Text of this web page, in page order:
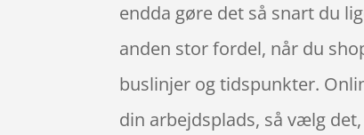
endda gøre det så snart du
anden stor fordel, når du
buslinjer og tidspunkter.
din arbejdsplads, så vælg